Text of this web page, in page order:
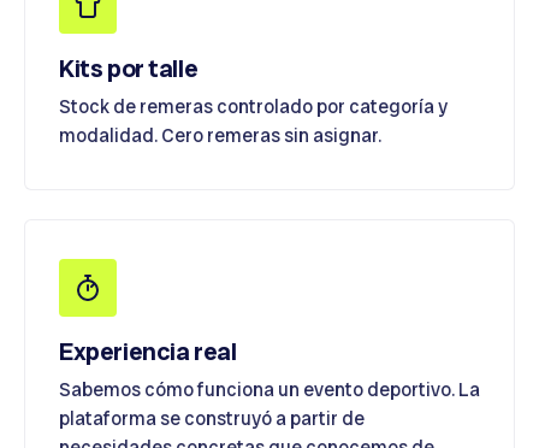
Kits por talle
Stock de remeras controlado por categoría y
modalidad. Cero remeras sin asignar.
Experiencia real
Sabemos cómo funciona un evento deportivo. La
plataforma se construyó a partir de